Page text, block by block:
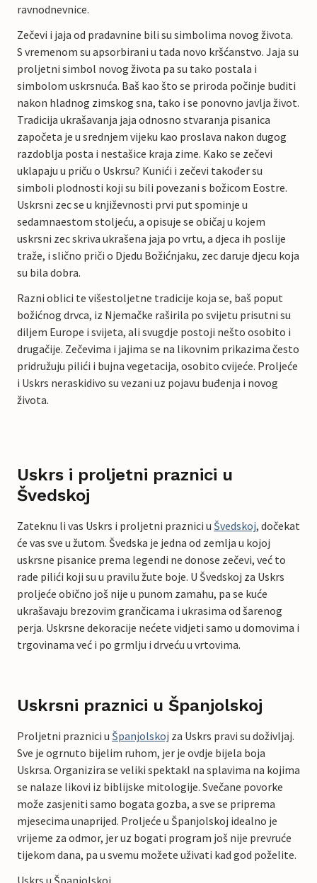
ravnodnevnice.
Zečevi i jaja od pradavnine bili su simbolima novog života.
S vremenom su apsorbirani u tada novo kršćanstvo. Jaja su
proljetni simbol novog života pa su tako postala i
simbolom uskrsnuća. Baš kao što se priroda počinje buditi
nakon hladnog zimskog sna, tako i se ponovno javlja život.
Tradicija ukrašavanja jaja odnosno stvaranja pisanica
započeta je u srednjem vijeku kao proslava nakon dugog
razdoblja posta i nestašice kraja zime. Kako se zečevi
uklapaju u priču o Uskrsu? Kunići i zečevi također su
simboli plodnosti koji su bili povezani s božicom Eostre.
Uskrsni zec se u književnosti prvi put spominje u
sedamnaestom stoljeću, a opisuje se običaj u kojem
uskrsni zec skriva ukrašena jaja po vrtu, a djeca ih poslije
traže, i slično priči o Djedu Božićnjaku, zec daruje djecu koja
su bila dobra.
Razni oblici te višestoljetne tradicije koja se, baš poput
božićnog drvca, iz Njemačke raširila po svijetu prisutni su
diljem Europe i svijeta, ali svugdje postoji nešto osobito i
drugačije. Zečevima i jajima se na likovnim prikazima često
pridružuju pilići i bujna vegetacija, osobito cvijeće. Proljeće
i Uskrs neraskidivo su vezani uz pojavu buđenja i novog
života.
Uskrs i proljetni praznici u
Švedskoj
Zateknu li vas Uskrs i proljetni praznici u Švedskoj, dočekat
će vas sve u žutom. Švedska je jedna od zemlja u kojoj
uskrsne pisanice prema legendi ne donose zečevi, već to
rade pilići koji su u pravilu žute boje. U Švedskoj za Uskrs
proljeće obično još nije u punom zamahu, pa se kuće
ukrašavaju brezovim grančicama i ukrasima od šarenog
perja. Uskrsne dekoracije nećete vidjeti samo u domovima i
trgovinama već i po grmlju i drveću u vrtovima.
Uskrsni praznici u Španjolskoj
Proljetni praznici u Španjolskoj za Uskrs pravi su doživljaj.
Sve je ogrnuto bijelim ruhom, jer je ovdje bijela boja
Uskrsa. Organizira se veliki spektakl na splavima na kojima
se nalaze likovi iz biblijske mitologije. Svečane povorke
može zasjeniti samo bogata gozba, a sve se priprema
mjesecima unaprijed. Proljeće u Španjolskoj idealno je
vrijeme za odmor, jer uz bogati program još nije prevruće
tijekom dana, pa u svemu možete uživati kad god poželite.
Uskrs u Španjolskoj